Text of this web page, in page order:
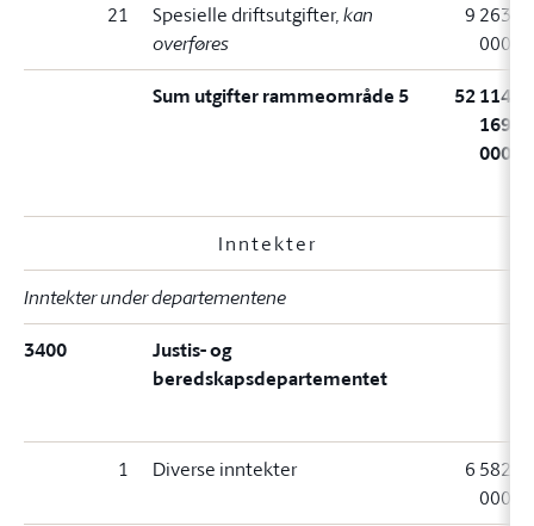
21 Spesielle driftsutgifter, kan
overføres
9 263
000
Sum utgifter rammeområde 5
52 114
169
000
Inntekter
Inntekter under departementene
3400
Justis- og
beredskapsdepartementet
1 Diverse inntekter
6 582
000